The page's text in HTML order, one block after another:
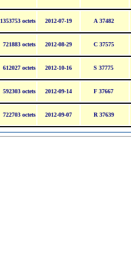
1353753 octets 2012-07-19 A 37482
721883 octets 2012-08-29 C 37575
612027 octets 2012-10-16 S 37775
592303 octets 2012-09-14 F 37667
722703 octets 2012-09-07 R 37639